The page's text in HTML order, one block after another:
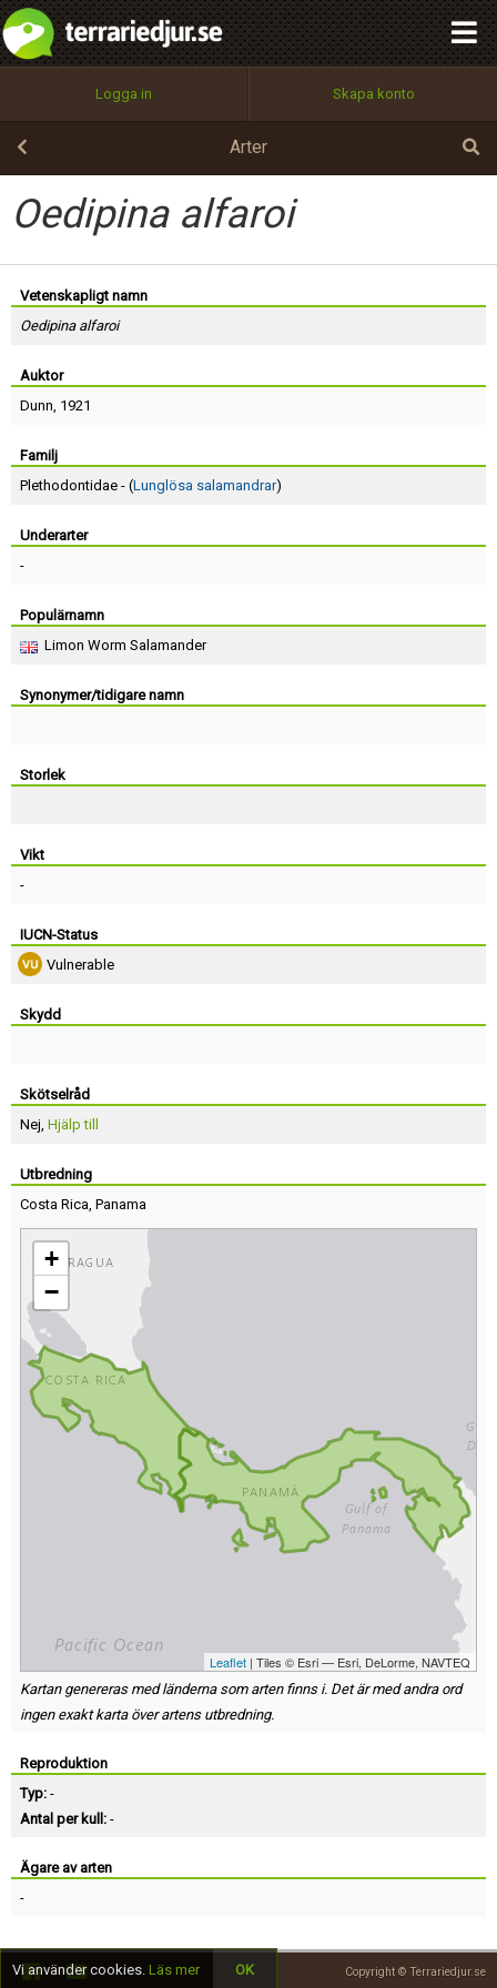
Logga in Skapa konto
Arter
Oedipina alfaroi
Vetenskapligt namn
Oedipina alfaroi
Auktor
Dunn, 1921
Familj
Plethodontidae - (Lunglösa salamandrar)
Underarter
-
Populärnamn
Limon Worm Salamander
Synonymer/tidigare namn
Storlek
Vikt
-
IUCN-Status
Vulnerable
Skydd
Skötselråd
Nej, Hjälp till
Utbredning
Costa Rica, Panama
+
−
Leaflet | Tiles © Esri — Esri, DeLorme, NAVTEQ
Kartan genereras med länderna som arten finns i. Det är med andra ord
ingen exakt karta över artens utbredning.
Reproduktion
Typ: -
Antal per kull: -
Ägare av arten
-
Copyright © Terrariedjur.se
Utför
100%
OK
integritetspolicy
Namn:
Epost:
Användarnamn:
Lösenord:
Terms of Service
Skapa konto
Begär nytt lösenord
Tillbaka till förstasidan
Vi använder cookies. Läs mer OK